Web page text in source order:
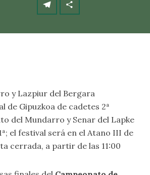
y Lazpiur del Bergara
de Gipuzkoa de cadetes 2ª
del Mundarro y Senar del Lapke
el festival será en el Atano III de
cerrada, a partir de las 11:00